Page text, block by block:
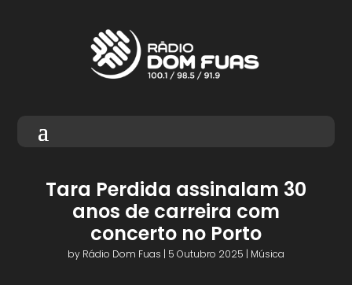
Tara Perdida assinalam 30
anos de carreira com
concerto no Porto
by Rádio Dom Fuas | 5 Outubro 2025 | Música